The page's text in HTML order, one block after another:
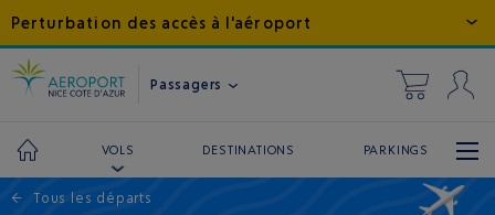
Perturbation des accès à l'aéroport
Passagers
VOLS DESTINATIONS PARKINGS
← Tous les départs